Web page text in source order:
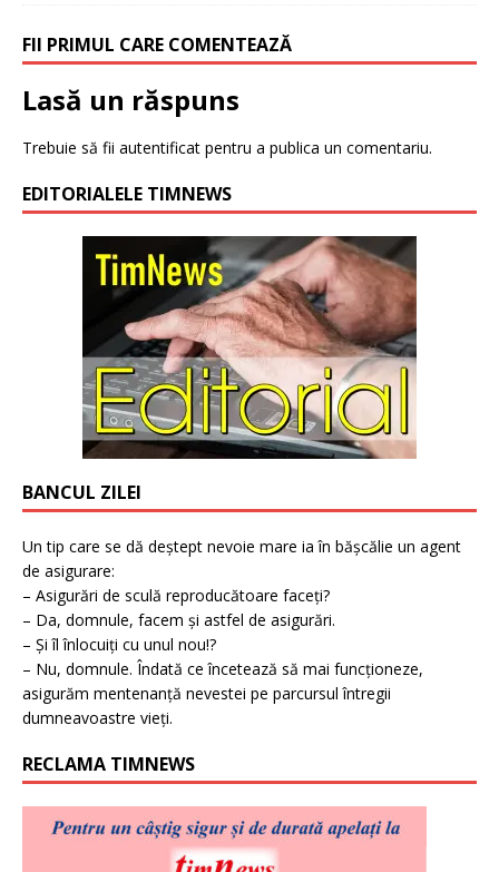
FII PRIMUL CARE COMENTEAZĂ
Lasă un răspuns
Trebuie să fii autentificat pentru a publica un comentariu.
EDITORIALELE TIMNEWS
BANCUL ZILEI
Un tip care se dă deștept nevoie mare ia în bășcălie un agent
de asigurare:
– Asigurări de sculă reproducătoare faceți?
– Da, domnule, facem și astfel de asigurări.
– Și îl înlocuiți cu unul nou!?
– Nu, domnule. Îndată ce încetează să mai funcționeze,
asigurăm mentenanță nevestei pe parcursul întregii
dumneavoastre vieți.
RECLAMA TIMNEWS